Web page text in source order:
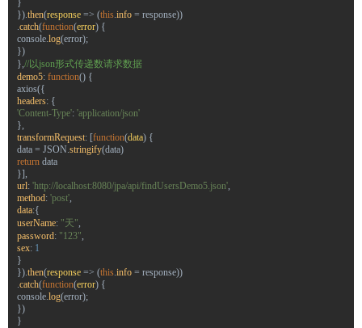
}
}).then(response => (this.info = response))
.catch(function(error) {
console.log(error);
})
},//以json形式传递数请求数据
demo5: function() {
axios({
headers: {
'Content-Type': 'application/json'
},
transformRequest: [function(data) {
data = JSON.stringify(data)
return data
}],
url: 'http://localhost:8080/jpa/api/findUsersDemo5.json',
method: 'post',
data:{
userName: "天",
password: "123",
sex: 1
}
}).then(response => (this.info = response))
.catch(function(error) {
console.log(error);
})
}